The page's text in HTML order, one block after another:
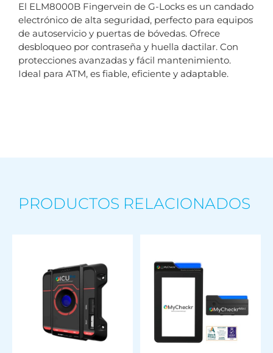
El ELM8000B Fingervein de G-Locks es un candado
electrónico de alta seguridad, perfecto para equipos
de autoservicio y puertas de bóvedas. Ofrece
desbloqueo por contraseña y huella dactilar. Con
protecciones avanzadas y fácil mantenimiento.
Ideal para ATM, es fiable, eficiente y adaptable.
PRODUCTOS RELACIONADOS